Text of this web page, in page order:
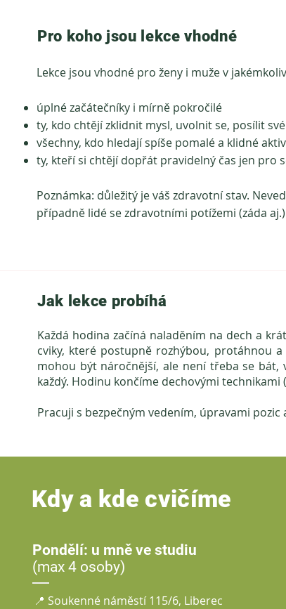
Pro koho jsou lekce vhodné
Lekce jsou vhodné pro ženy i muže v
úplné začátečníky i mírně pokročilé
ty, kdo chtějí zklidnit mysl, uvolnit se, posílit
všechny, kdo hledají spíše pomalé a klidné
ty, kteří si chtějí dopřát pravidelný čas jen pro
Poznámka: důležitý je váš zdravotní stav. N
případně lidé se zdravotními potížemi (záda aj.)
Jak lekce probíhá
Každá hodina začíná naladěním na dech a
cviky, které postupně rozhýbou, protáhnou
mohou být náročnější, ale není třeba se bát,
každý. Hodinu končíme dechovými technikami
Pracuji s bezpečným vedením, úpravami pozic
Kdy a kde cvičíme
Pondělí: u mně ve studiu
(max 4 osoby)
📍 Soukenné náměstí 115/6, Liberec